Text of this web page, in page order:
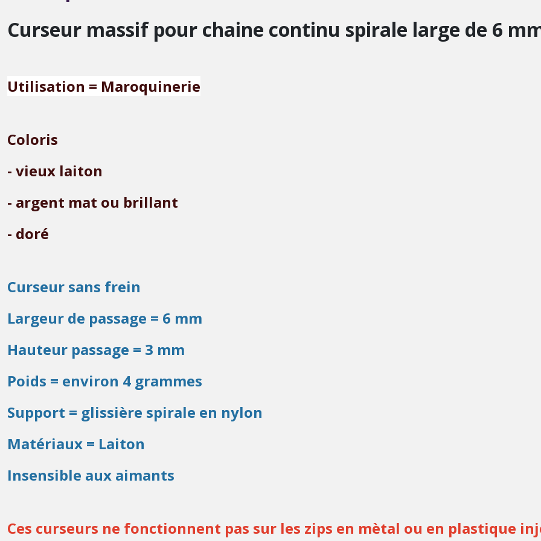
Curseur massif pour chaine continu spirale large de 6
Utilisation = Maroquinerie
Coloris
- vieux laiton
- argent mat ou brillant
- doré
Curseur sans frein
Largeur de passage = 6 mm
Hauteur passage = 3 mm
Poids = environ 4 grammes
Support = glissière spirale en nylon
Matériaux = Laiton
Insensible aux aimants
Ces curseurs ne fonctionnent pas sur les zips en mètal ou en plastique